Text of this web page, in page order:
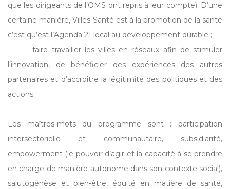
que les dirigeants de l’OMS ont repris à leur compte). D’une
certaine manière, Villes-Santé est à la promotion de la santé
c’est qu’est l’Agenda 21 local au développement durable ;
- faire travailler les villes en réseaux afin de stimuler
l’innovation, de bénéficier des expériences des autres
partenaires et d’accroître la légitimité des politiques et des
actions.
Les maîtres-mots du programme sont : participation
intersectorielle et communautaire, subsidiarité,
empowerment (le pouvoir d’agir et la capacité à se prendre
en charge de manière autonome dans son contexte social),
salutogénèse et bien-être, équité en matière de santé,